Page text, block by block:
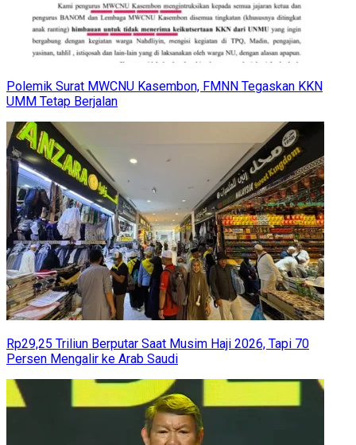
Polemik Surat MWCNU Kasembon, FMNN Tegaskan KKN
UMM Tetap Berjalan
Rp29,25 Triliun Berputar Saat Musim Haji 2026, Tapi 70
Persen Mengalir ke Arab Saudi